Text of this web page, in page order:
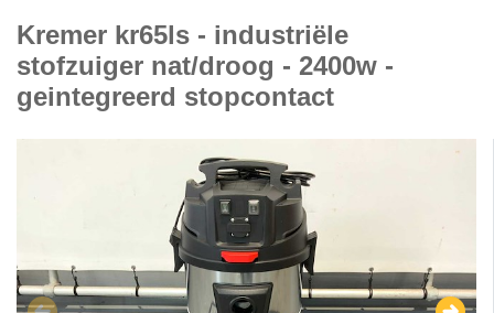
Kremer kr65ls - industriële
stofzuiger nat/droog - 2400w -
geintegreerd stopcontact